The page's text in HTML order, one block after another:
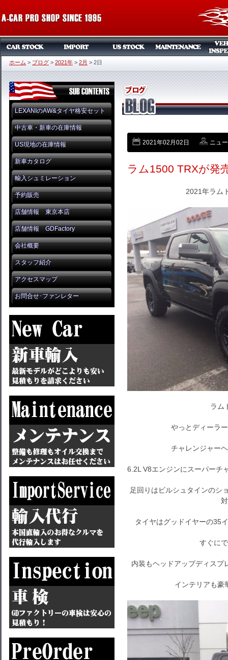
ホーム > ブログ > 2021年 > 2月 > 2日
LEXANIのAW&タイヤ格安セット
中古車・新車の在庫情報
US現地の在庫情報
新車カタログ
輸入シュミレーション
予約販売
店舗情報 東京本店
店舗情報 GDFactory
会社概要
スタッフ紹介
アクセスマップ
お問合せ･ファンレター
2021年02月02日 ニュ
ラム1500 TRXが発
2021年ラム
ラム
やっとディーラ
チャレンジャー
6.2L V8エンジンにスーパーチ
足回りはビルシュタインのシ
タイヤはグッドイヤーの35
すぐに
内装もヘッドアップディスプ
インテリアも豪